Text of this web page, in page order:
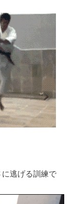
逃げる訓練で